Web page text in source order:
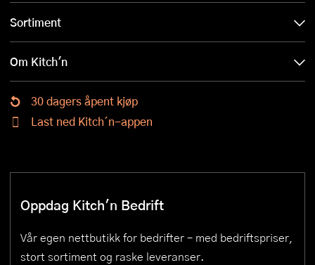
Sortiment
Om Kitch'n
30 dagers åpent kjøp
Last ned Kitch´n-appen
Oppdag Kitch'n Bedrift
Vår egen nettbutikk for bedrifter – med bedriftspriser,
stort sortiment og raske leveranser.